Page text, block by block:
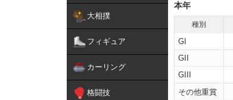
大相撲
フィギュア
カーリング
格闘技
本年
種別
GI
GII
GIII
その他重賞